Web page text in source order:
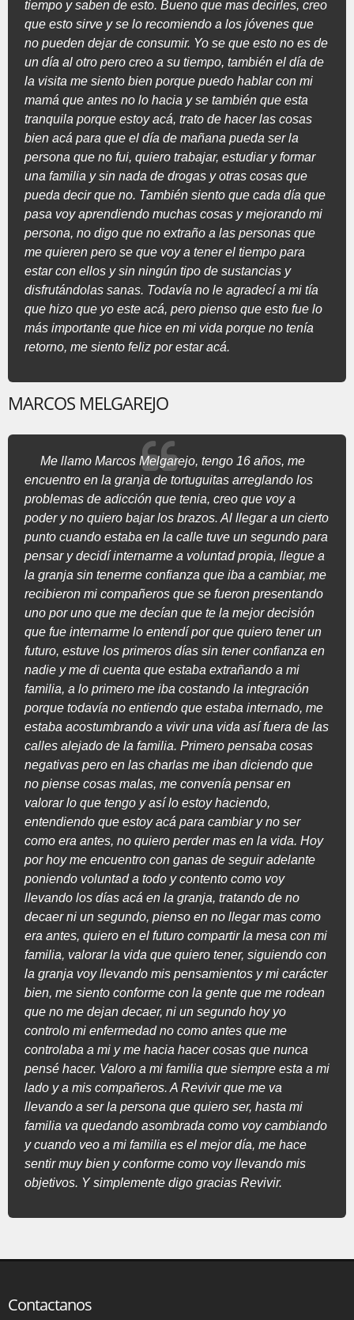
tiempo y saben de esto. Bueno que mas decirles, creo
que esto sirve y se lo recomiendo a los jóvenes que
no pueden dejar de consumir. Yo se que esto no es de
un día al otro pero creo a su tiempo, también el día de
la visita me siento bien porque puedo hablar con mi
mamá que antes no lo hacia y se también que esta
tranquila porque estoy acá, trato de hacer las cosas
bien acá para que el día de mañana pueda ser la
persona que no fui, quiero trabajar, estudiar y formar
una familia y sin nada de drogas y otras cosas que
pueda decir que no. También siento que cada día que
pasa voy aprendiendo muchas cosas y mejorando mi
persona, no digo que no extraño a las personas que
me quieren pero se que voy a tener el tiempo para
estar con ellos y sin ningún tipo de sustancias y
disfrutándolas sanas. Todavía no le agradecí a mi tía
que hizo que yo este acá, pero pienso que esto fue lo
más importante que hice en mi vida porque no tenía
retorno, me siento feliz por estar acá.
MARCOS MELGAREJO
Me llamo Marcos Melgarejo, tengo 16 años, me
encuentro en la granja de tortuguitas arreglando los
problemas de adicción que tenia, creo que voy a
poder y no quiero bajar los brazos. Al llegar a un cierto
punto cuando estaba en la calle tuve un segundo para
pensar y decidí internarme a voluntad propia, llegue a
la granja sin tenerme confianza que iba a cambiar, me
recibieron mi compañeros que se fueron presentando
uno por uno que me decían que te la mejor decisión
que fue internarme lo entendí por que quiero tener un
futuro, estuve los primeros días sin tener confianza en
nadie y me di cuenta que estaba extrañando a mi
familia, a lo primero me iba costando la integración
porque todavía no entiendo que estaba internado, me
estaba acostumbrando a vivir una vida así fuera de las
calles alejado de la familia. Primero pensaba cosas
negativas pero en las charlas me iban diciendo que
no piense cosas malas, me convenía pensar en
valorar lo que tengo y así lo estoy haciendo,
entendiendo que estoy acá para cambiar y no ser
como era antes, no quiero perder mas en la vida. Hoy
por hoy me encuentro con ganas de seguir adelante
poniendo voluntad a todo y contento como voy
llevando los días acá en la granja, tratando de no
decaer ni un segundo, pienso en no llegar mas como
era antes, quiero en el futuro compartir la mesa con mi
familia, valorar la vida que quiero tener, siguiendo con
la granja voy llevando mis pensamientos y mi carácter
bien, me siento conforme con la gente que me rodean
que no me dejan decaer, ni un segundo hoy yo
controlo mi enfermedad no como antes que me
controlaba a mi y me hacia hacer cosas que nunca
pensé hacer. Valoro a mi familia que siempre esta a mi
lado y a mis compañeros. A Revivir que me va
llevando a ser la persona que quiero ser, hasta mi
familia va quedando asombrada como voy cambiando
y cuando veo a mi familia es el mejor día, me hace
sentir muy bien y conforme como voy llevando mis
objetivos. Y simplemente digo gracias Revivir.
Contactanos